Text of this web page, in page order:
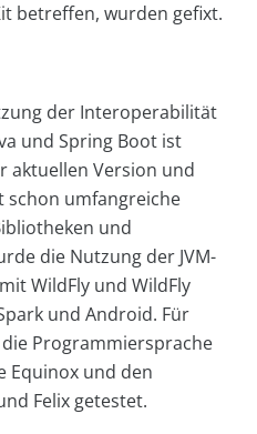
betreffen, wurden gefixt.
der Interoperabilität
und Spring Boot ist
aktuellen Version und
umfangreiche
und
die Nutzung der JVM-
WildFly und WildFly
und Android. Für
Programmiersprache
Equinox und den
Felix getestet.